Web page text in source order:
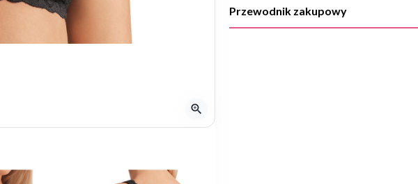
zoom_in
Przewodnik zakupowy